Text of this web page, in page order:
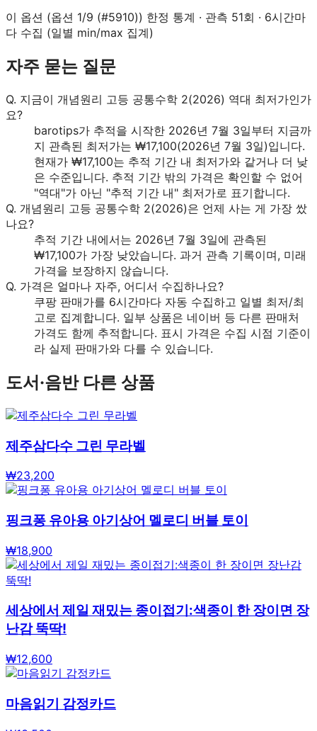
이 옵션 (옵션 1/9 (#5910)) 한정 통계 · 관측 51회 · 6시간마
다 수집 (일별 min/max 집계)
자주 묻는 질문
Q. 지금이 개념원리 고등 공통수학 2(2026) 역대 최저가인가
요?
barotips가 추적을 시작한 2026년 7월 3일부터 지금까
지 관측된 최저가는 ₩17,100(2026년 7월 3일)입니다.
현재가 ₩17,100는 추적 기간 내 최저가와 같거나 더 낮
은 수준입니다. 추적 기간 밖의 가격은 확인할 수 없어
"역대"가 아닌 "추적 기간 내" 최저가로 표기합니다.
Q. 개념원리 고등 공통수학 2(2026)은 언제 사는 게 가장 쌌
나요?
추적 기간 내에서는 2026년 7월 3일에 관측된
₩17,100가 가장 낮았습니다. 과거 관측 기록이며, 미래
가격을 보장하지 않습니다.
Q. 가격은 얼마나 자주, 어디서 수집하나요?
쿠팡 판매가를 6시간마다 자동 수집하고 일별 최저/최
고로 집계합니다. 일부 상품은 네이버 등 다른 판매처
가격도 함께 추적합니다. 표시 가격은 수집 시점 기준이
라 실제 판매가와 다를 수 있습니다.
도서·음반다른 상품
제주삼다수 그린 무라벨
₩23,200
핑크퐁 유아용 아기상어 멜로디 버블 토이
₩18,900
세상에서 제일 재밌는 종이접기:색종이 한 장이면 장
난감 뚝딱!
₩12,600
마음읽기 감정카드